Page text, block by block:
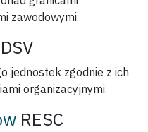
zawodowymi.
jednostek zgodnie z ich
organizacyjnymi.
RESC